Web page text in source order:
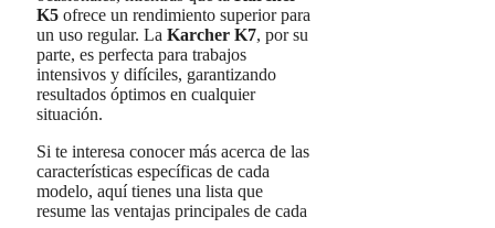
K5 ofrece un rendimiento superior para
un uso regular. La Karcher K7, por su
parte, es perfecta para trabajos
intensivos y difíciles, garantizando
resultados óptimos en cualquier
situación.
Si te interesa conocer más acerca de las
características específicas de cada
modelo, aquí tienes una lista que
resume las ventajas principales de cada